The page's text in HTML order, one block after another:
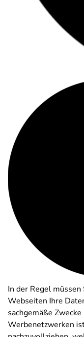
In der Regel müssen
Webseiten Ihre
sachgemäße
Werbenetzwerken